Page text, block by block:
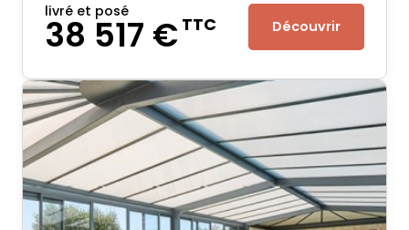
livré et posé
38 517 €TTC Découvrir